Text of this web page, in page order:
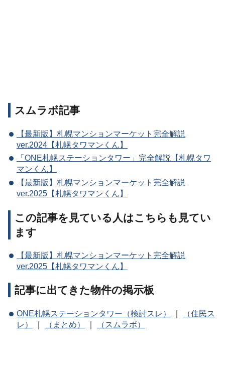
スムラボ記事
【最新版】札幌マンションマーケット完全解説
ver.2024【札幌タワマンくん】
「ONE札幌ステーションタワー」完全解説【札幌タワ
マンくん】
【最新版】札幌マンションマーケット完全解説
ver.2025【札幌タワマンくん】
この記事を見ている人はこちらも見てい
ます
【最新版】札幌マンションマーケット完全解説
ver.2025【札幌タワマンくん】
記事に出てきた物件の掲示板
ONE札幌ステーションタワー（検討スレ） ｜
（住民ス
レ）
｜ （まとめ） ｜ （スムラボ）